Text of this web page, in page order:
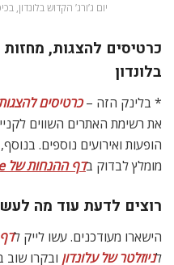
יום ג’ורג’ הקדוש בלונדון,
כרטיסים להצגות,
בלונדון
* בלינק הזה –כרטיסים
את רשימת האתרים השווים
הופעות ואירועים נוספים.
מומלץ לבדוק בדף ההנחות של Love Theatre
רוצים לדעת עוד מה
הישארו מעודכנים. עשו לייק ל
לניוזלטר של עלונדון ובקרו שוב